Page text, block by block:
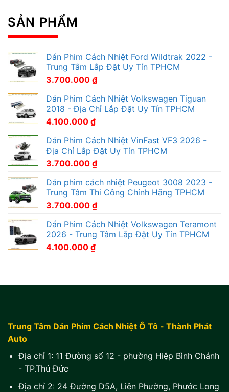
SẢN PHẨM
Dán Phim Cách Nhiệt Ford Wildtrak 2022 -
Trung Tâm Lắp Đặt Uy Tín TPHCM
3.700.000 ₫
Dán Phim Cách Nhiệt Volkswagen Tiguan
2018 - Địa Chỉ Lắp Đặt Uy Tín TPHCM
4.100.000 ₫
Dán Phim Cách Nhiệt VinFast VF3 2026 -
Địa Chỉ Lắp Đặt Uy Tín TPHCM
3.700.000 ₫
Dán phim cách nhiệt Peugeot 3008 2023 -
Trung Tâm Thi Công Chính Hãng TPHCM
3.700.000 ₫
Dán Phim Cách Nhiệt Volkswagen Teramont
2026 - Trung Tâm Lắp Đặt Uy Tín TPHCM
4.100.000 ₫
Trung Tâm Dán Phim Cách Nhiệt Ô Tô - Thành Phát
Auto
Địa chỉ 1: 11 Đường số 12 - phường Hiệp Bình Chánh
- TP.Thủ Đức
Địa chỉ 2: 24 Đường D5A, Liên Phường, Phước Long